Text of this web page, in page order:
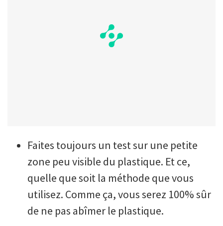
Faites toujours un test sur une petite
zone peu visible du plastique. Et ce,
quelle que soit la méthode que vous
utilisez. Comme ça, vous serez 100% sûr
de ne pas abîmer le plastique.